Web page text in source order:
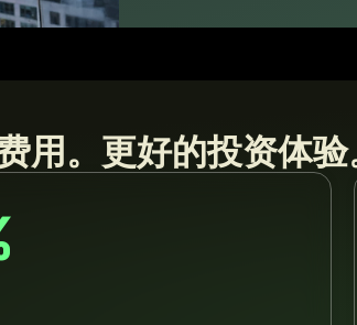
用。更好的投资体验